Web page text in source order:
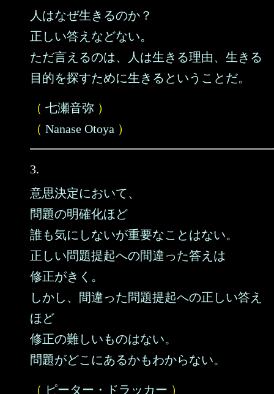
人はなぜ生きるのか？
正しい答えなどない。
ただ言えるのは、人は生きる理由、生きる
目的を探すために生きるということだ。
（ 七瀬音弥 ）
（ Nanase Otoya ）
3.
意思決定において、
問題の明確化ほど
誰も気にしないが重要なことはない。
正しい問題提起への間違った答えは
修正がきく。
しかし、間違った問題提起への正しい答え
ほど
修正の難しいものはない。
問題がどこにあるかもわからない。
（ ピーター・ドラッカー ）